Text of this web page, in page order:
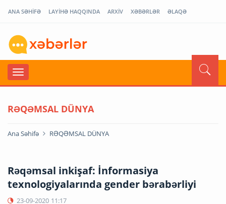
ANA SƏHİFƏ LAYİHƏ HAQQINDA ARXİV XƏBƏRLƏR ƏLAQƏ
RƏQƏMSAL DÜNYA
Ana Səhifə RƏQƏMSAL DÜNYA
Rəqəmsal inkişaf: İnformasiya
texnologiyalarında gender bərabərliyi
23-09-2020 11:17